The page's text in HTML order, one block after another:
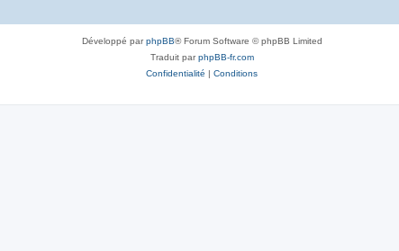
Développé parphpBB® Forum Software © phpBB Limited
Traduit parphpBB-fr.com
Confidentialité | Conditions